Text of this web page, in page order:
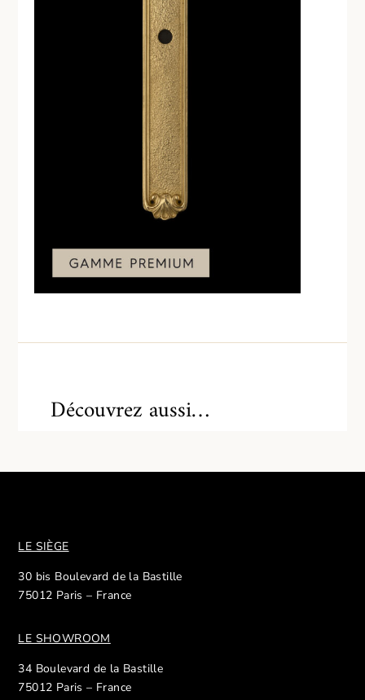
Découvrez aussi…
LE SIÈGE
30 bis Boulevard de la Bastille
75012 Paris – France
LE SHOWROOM
34 Boulevard de la Bastille
75012 Paris – France